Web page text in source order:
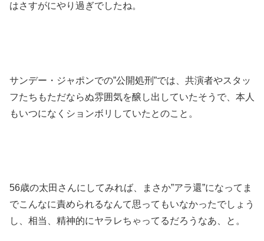
はさすがにやり過ぎでしたね。
サンデー・ジャポンでの”公開処刑”では、共演者やスタッ
フたちもただならぬ雰囲気を醸し出していたそうで、本人
もいつになくションボリしていたとのこと。
56歳の太田さんにしてみれば、まさか”アラ還”になってま
でこんなに責められるなんて思ってもいなかったでしょう
し、相当、精神的にヤラレちゃってるだろうなあ、と。